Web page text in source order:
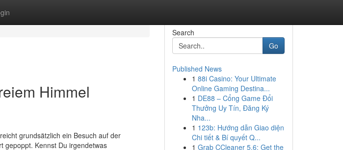
Himmel
grundsätzlich ein Besuch auf der
gepoppt. Kennst Du irgendetwas
Search
Go
Published News
1 88i Casino: Your Ultimate
Online Gaming Destina...
1 DE88 – Cổng Game Đổi
Thưởng Uy Tín, Đăng Ký
Nha...
1 123b: Hướng dẫn Giao diện
Chi tiết & Bí quyết Q...
1 Grab CCleaner 5.6: Get the